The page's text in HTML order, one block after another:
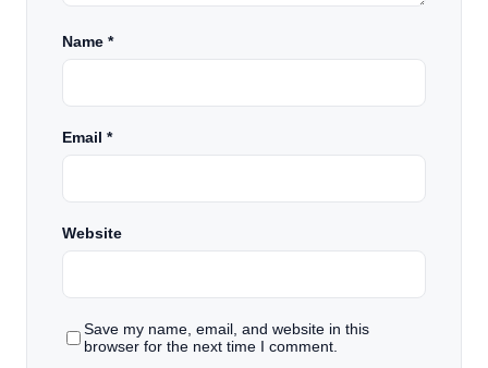
Name *
Email *
Website
Save my name, email, and website in this
browser for the next time I comment.